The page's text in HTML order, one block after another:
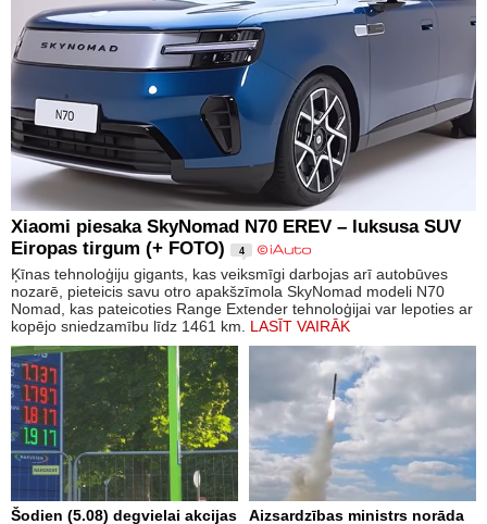
Xiaomi piesaka SkyNomad N70 EREV – luksusa SUV
Eiropas tirgum (+ FOTO)
4
Ķīnas tehnoloģiju gigants, kas veiksmīgi darbojas arī autobūves
nozarē, pieteicis savu otro apakšzīmola SkyNomad modeli N70
Nomad, kas pateicoties Range Extender tehnoloģijai var lepoties ar
kopējo sniedzamību līdz 1461 km. LASĪT VAIRĀK
Šodien (5.08) degvielai akcijas
Aizsardzības ministrs norāda